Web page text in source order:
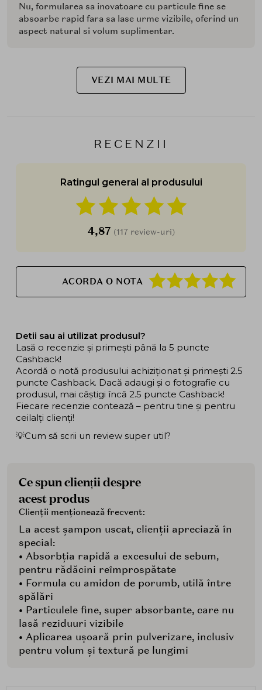
Nu, formularea sa inovatoare cu particule fine se
absoarbe rapid fara sa lase urme vizibile, oferind un
aspect natural si volum suplimentar.
VEZI MAI MULTE
RECENZII
Ratingul general al produsului
4,87 (117 review-uri)
ACORDA O NOTA
Detii sau ai utilizat produsul?
Lasă o recenzie și primești până la 5 puncte
Cashback!
Acordă o notă produsului achiziționat și primești 2.5
puncte Cashback. Dacă adaugi și o fotografie cu
produsul, mai câștigi încă 2.5 puncte Cashback!
Fiecare recenzie contează – pentru tine și pentru
ceilalți clienți!
💡Cum să scrii un review super util?
Ce spun clienții despre
acest produs
Clienții menționează frecvent:
La acest șampon uscat, clienții apreciază în
special:
• Absorbția rapidă a excesului de sebum,
pentru rădăcini reîmprospătate
• Formula cu amidon de porumb, utilă între
spălări
• Particulele fine, super absorbante, care nu
lasă reziduuri vizibile
• Aplicarea ușoară prin pulverizare, inclusiv
pentru volum și textură pe lungimi